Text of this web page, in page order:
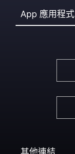
App 應用程式
其他連結